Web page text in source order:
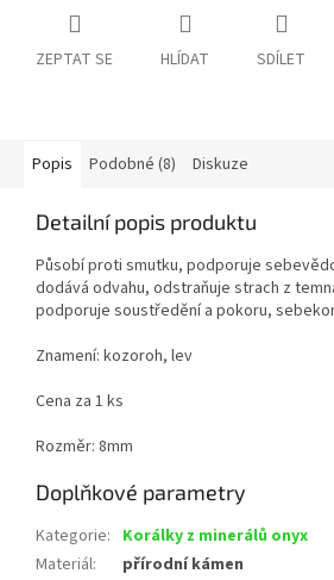
ZEPTAT SE HLÍDAT SDÍLET
Popis Podobné (8) Diskuze
Detailní popis produktu
Působí proti smutku, podporuje
dodává odvahu, odstraňuje strach z
podporuje soustředění a pokoru,
Znamení: kozoroh, lev
Cena za 1 ks
Rozměr: 8mm
Doplňkové parametry
Kategorie: Korálky z minerálů onyx
Materiál: přírodní kámen